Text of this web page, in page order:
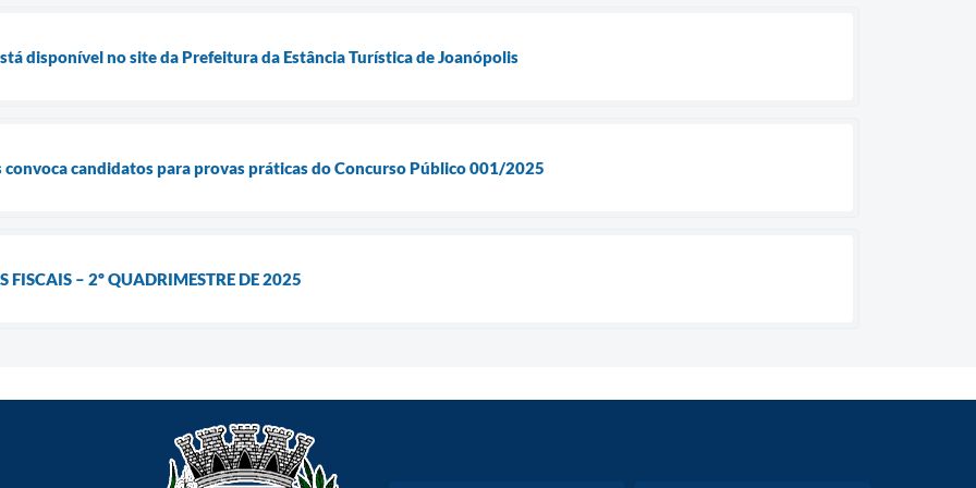
disponível no site da Prefeitura da Estância Turística de Joanópolis
candidatos para provas práticas do Concurso Público 001/2025
FISCAIS – 2º QUADRIMESTRE DE 2025